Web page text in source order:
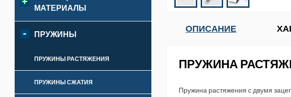
МАТЕРИАЛЫ
ПРУЖИНЫ
ПРУЖИНЫ РАСТЯЖЕНИЯ
ПРУЖИНЫ СЖАТИЯ
ОПИСАНИЕ
ПРУЖИНА
Пружина растяжения с двумя